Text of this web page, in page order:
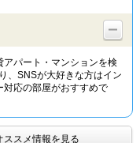
ら
パート・マンションを検
、SNSが大好きな方はイン
対応の部屋がおすすめで
ススメ情報を見る